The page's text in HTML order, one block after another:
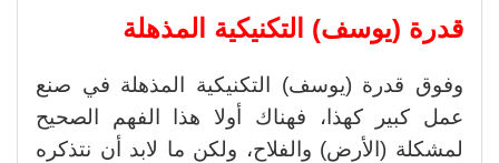
قدرة (يوسف) التكنيكية المذهلة
وفوق قدرة (يوسف) التكنيكية المذهلة في صنع
عمل كبير كهذا، فهناك أولا هذا الفهم الصحيح
لمشكلة (الأرض) والفلاح، ولكن ما لابد أن نتذكره